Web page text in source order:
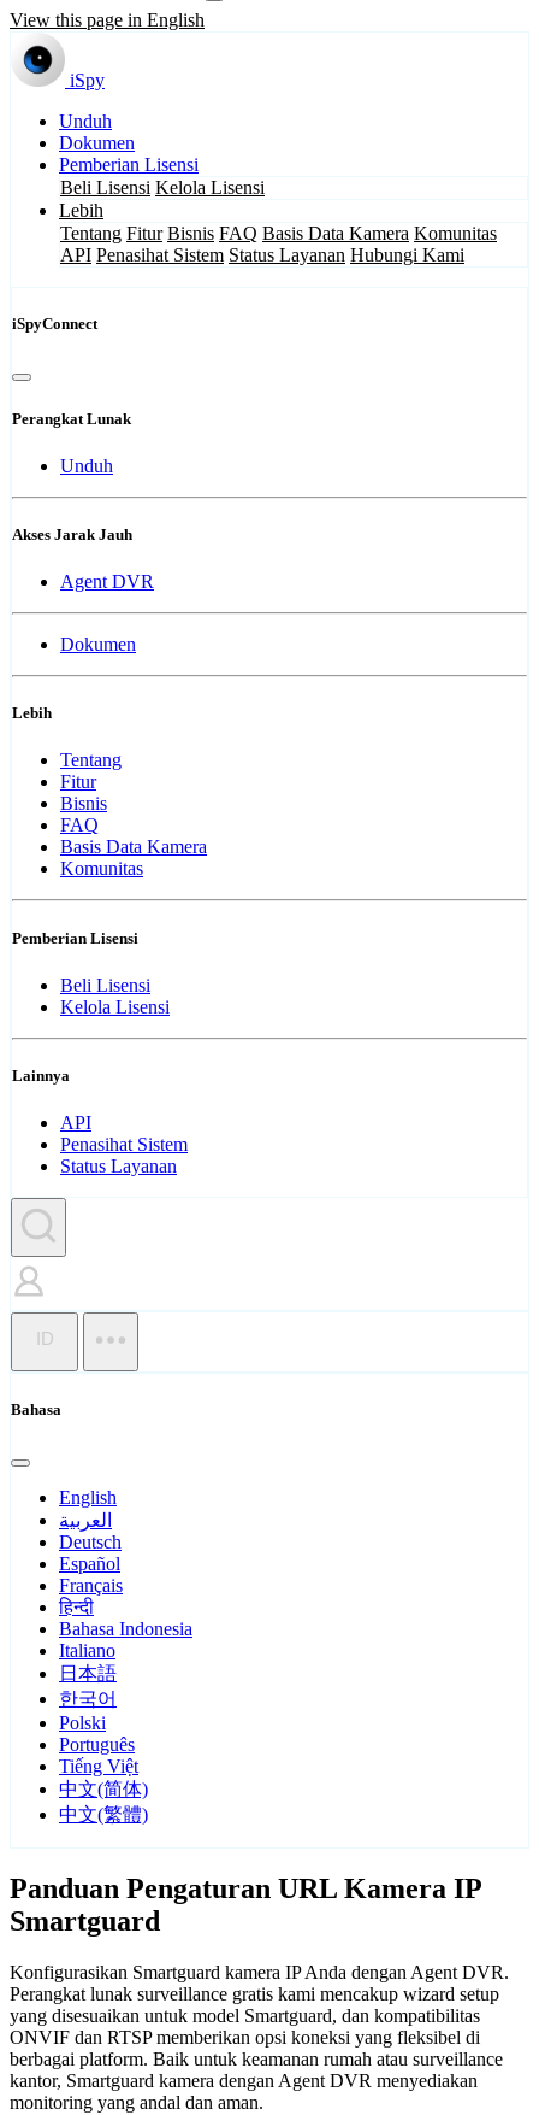
View this page in English
iSpy
Unduh
Dokumen
Pemberian Lisensi
Beli Lisensi Kelola Lisensi
Lebih
Tentang Fitur Bisnis FAQ Basis Data Kamera Komunitas
API Penasihat Sistem Status Layanan Hubungi Kami
iSpyConnect
Perangkat Lunak
Unduh
Akses Jarak Jauh
Agent DVR
Dokumen
Lebih
Tentang
Fitur
Bisnis
FAQ
Basis Data Kamera
Komunitas
Pemberian Lisensi
Beli Lisensi
Kelola Lisensi
Lainnya
API
Penasihat Sistem
Status Layanan
ID
Bahasa
English
العربية
Deutsch
Español
Français
हिन्दी
Bahasa Indonesia
Italiano
日本語
한국어
Polski
Português
Tiếng Việt
中文(简体)
中文(繁體)
Panduan Pengaturan URL Kamera IP
Smartguard
Konfigurasikan Smartguard kamera IP Anda dengan Agent DVR.
Perangkat lunak surveillance gratis kami mencakup wizard setup
yang disesuaikan untuk model Smartguard, dan kompatibilitas
ONVIF dan RTSP memberikan opsi koneksi yang fleksibel di
berbagai platform. Baik untuk keamanan rumah atau surveillance
kantor, Smartguard kamera dengan Agent DVR menyediakan
monitoring yang andal dan aman.